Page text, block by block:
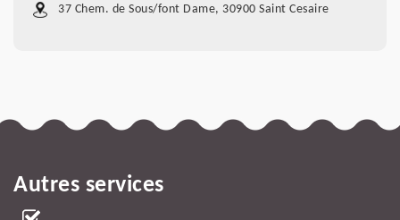
37 Chem. de Sous/font Dame, 30900 Saint Cesaire
Autres services